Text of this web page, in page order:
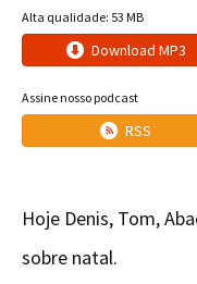
Alta qualidade: 53 MB
Download MP3
Assine nosso podcast
RSS
Hoje Denis, Tom,
sobre natal.